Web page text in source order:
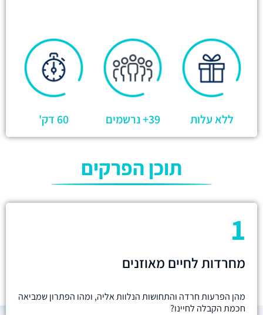
ללא עלות 39+ נרשמים 60 דק'
תוכן הפרקים
1
מחרדות לחיים מאוזנים
מהן הפרעות חרדה והתחושות הנלוות אליה, ומהו הפתרון שמביאה
חכמת הקבלה לחיינו?